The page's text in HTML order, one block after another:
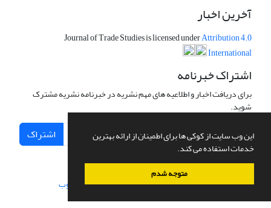
این وب سایت از کوکی ها برای اطمینان از ارائه بهترین
خدمات استفاده می کند.
متوجه شدم
آخرین اخبار
Journal of Trade Studies is licensed underAttribution 4.0
International
اشتراک خبرنامه
برای دریافت اخبار و اطلاعیه های مهم نشریه در خبرنامه نشریه مشترک
شوید.
اشتراک
سامانه مدیریت نشریات علمی.طراحی و پیاده سازی از سیناوب